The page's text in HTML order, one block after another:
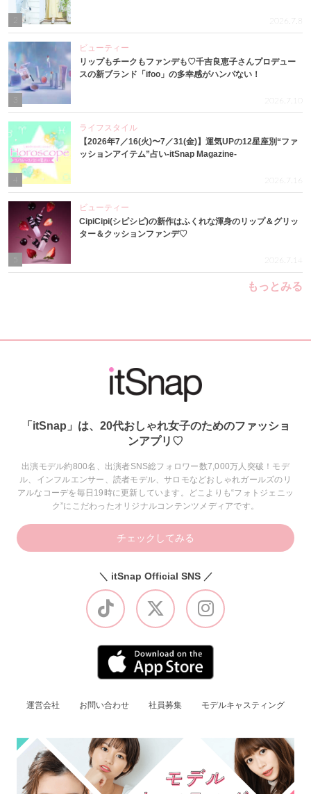
2026.7.8
3
ビューティー
リップもチークもファンデも♡千吉良恵子さんプロデュー
スの新ブランド「ifoo」の多幸感がハンパない！
2026.7.10
4
ライフスタイル
【2026年7／16(火)〜7／31(金)】運気UPの12星座別“ファ
ッションアイテム”占い-itSnap Magazine-
2026.7.16
ビューティー
CipiCipi(シピシピ)の新作はふくれな渾身のリップ＆グリッ
ター＆クッションファンデ♡
2026.7.14
もっとみる
「itSnap」は、20代おしゃれ女子のためのファッショ
ンアプリ♡
出演モデル約800名、出演者SNS総フォロワー数7,000万人突破！モデ
ル、インフルエンサー、読者モデル、サロモなどおしゃれガールズのリ
アルなコーデを毎日19時に更新しています。どこよりも“フォトジェニッ
ク”にこだわったオリジナルコンテンツメディアです。
チェックしてみる
＼ itSnap Official SNS ／
運営会社 お問い合わせ 社員募集 モデルキャスティング